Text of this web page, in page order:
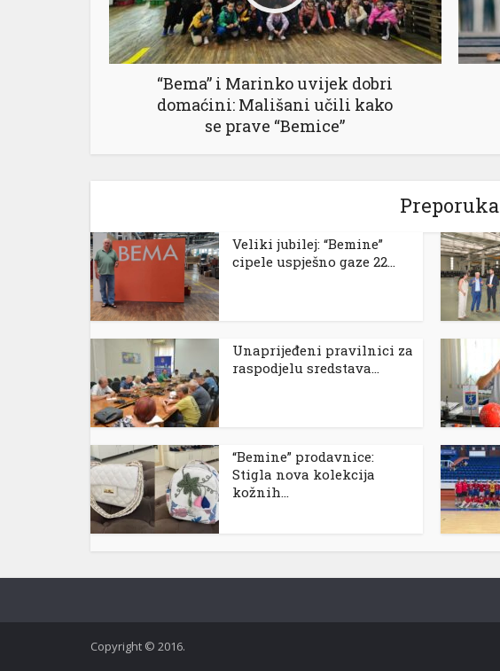
“Bema” i Marinko uvijek dobri
domaćini: Mališani učili kako
se prave “Bemice”
Preporuka
Veliki jubilej: “Bemine”
cipele uspješno gaze 22...
Unaprijeđeni pravilnici za
raspodjelu sredstava...
“Bemine” prodavnice:
Stigla nova kolekcija
kožnih...
Copyright © 2016.